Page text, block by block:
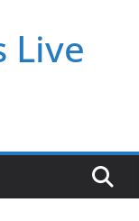
Live